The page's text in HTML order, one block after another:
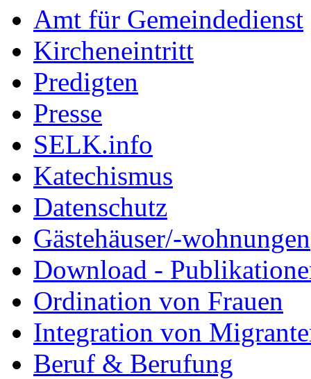
Amt für Gemeindedienst
Kircheneintritt
Predigten
Presse
SELK.info
Katechismus
Datenschutz
Gästehäuser/-wohnungen
Download -
Ordination von Frauen
Integration von
Beruf & Berufung